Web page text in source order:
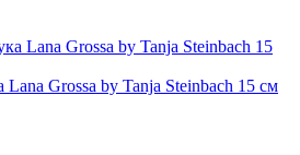
Grossa by Tanja Steinbach 15 см